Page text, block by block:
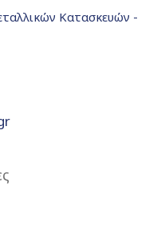
Κατασκευών -